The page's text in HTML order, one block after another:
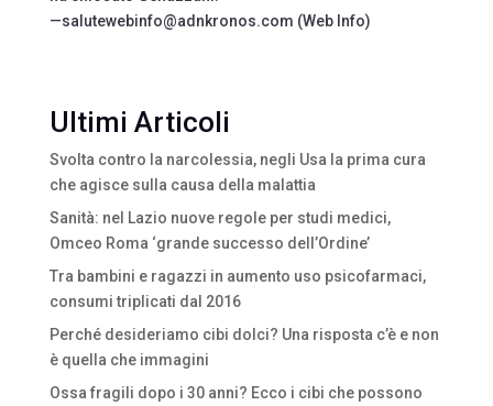
—salutewebinfo@adnkronos.com (Web Info)
Ultimi Articoli
Svolta contro la narcolessia, negli Usa la prima cura
che agisce sulla causa della malattia
Sanità: nel Lazio nuove regole per studi medici,
Omceo Roma ‘grande successo dell’Ordine’
Tra bambini e ragazzi in aumento uso psicofarmaci,
consumi triplicati dal 2016
Perché desideriamo cibi dolci? Una risposta c’è e non
è quella che immagini
Ossa fragili dopo i 30 anni? Ecco i cibi che possono